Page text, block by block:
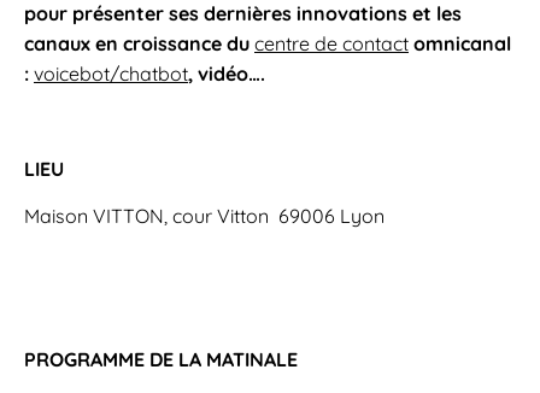
pour présenter ses dernières innovations et les
canaux en croissance du centre de contact omnicanal
: voicebot/chatbot, vidéo….
LIEU
Maison VITTON, cour Vitton 69006 Lyon
PROGRAMME DE LA MATINALE